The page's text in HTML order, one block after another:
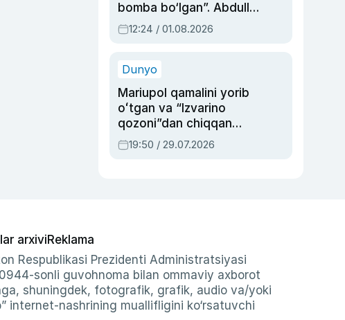
bomba bo‘lgan”. Abdulla
Oripovni siyosiy
ayblovlardan asrab
12:24 / 01.08.2026
Dunyo
Mariupol qamalini yorib
oʻtgan va “Izvarino
qozoni”dan chiqqan
qahramon — Ukraina
armiyasi bosh
19:50 / 29.07.2026
arxiviReklama
Respublikasi Prezidenti Administratsiyasi
sonli guvohnoma bilan ommaviy axborot
shuningdek, fotografik, grafik, audio va/yoki
internet-nashrining muallifligini ko‘rsatuvchi